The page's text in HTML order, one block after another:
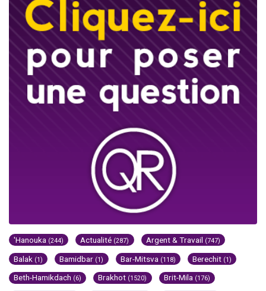
'Hanouka (244) Actualité (287) Argent & Travail (747)
Balak (1) Bamidbar (1) Bar-Mitsva (118) Berechit (1)
Beth-Hamikdach (6) Brakhot (1520) Brit-Mila (176)